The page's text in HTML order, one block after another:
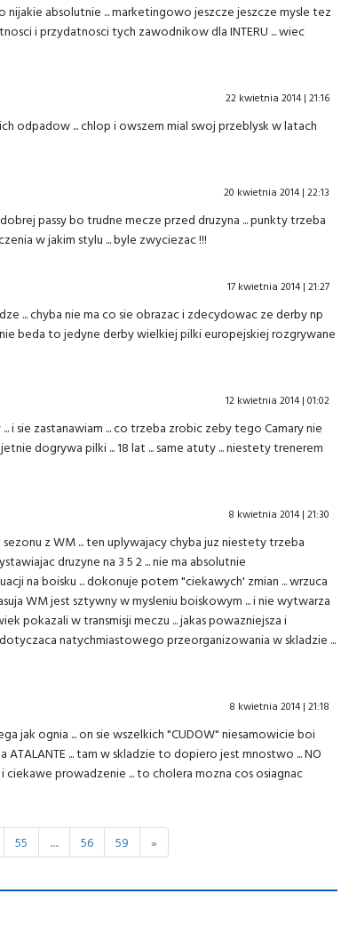
absolutnie ... marketingowo jeszcze jeszcze mysle tez
i przydatnosci tych zawodnikow dla INTERU ... wiec
22 kwietnia 2014 | 21:16
odpadow ... chlop i owszem mial swoj przeblysk w latach
20 kwietnia 2014 | 22:13
passy bo trudne mecze przed druzyna ... punkty trzeba
w jakim stylu ... byle zwyciezac !!!
17 kwietnia 2014 | 21:27
... chyba nie ma co sie obrazac i zdecydowac ze derby np
beda to jedyne derby wielkiej pilki europejskiej rozgrywane
12 kwietnia 2014 | 01:02
i sie zastanawiam ... co trzeba zrobic zeby tego Camary nie
dogrywa pilki ... 18 lat ... same atuty ... niestety trenerem
8 kwietnia 2014 | 21:30
z WM ... ten uplywajacy chyba juz niestety trzeba
druzyne na 3 5 2 ... nie ma absolutnie
na boisku ... dokonuje potem "ciekawych' zmian ... wrzuca
WM jest sztywny w mysleniu boiskowym ... i nie wytwarza
pokazali w transmisji meczu ... jakas powazniejsza i
natychmiastowego przeorganizowania w skladzie ...
8 kwietnia 2014 | 21:18
jak ognia ... on sie wszelkich "CUDOW" niesamowicie boi
... tam w skladzie to dopiero jest mnostwo ... NO
ciekawe prowadzenie ... to cholera mozna cos osiagnac
55 ..... 56 59 »